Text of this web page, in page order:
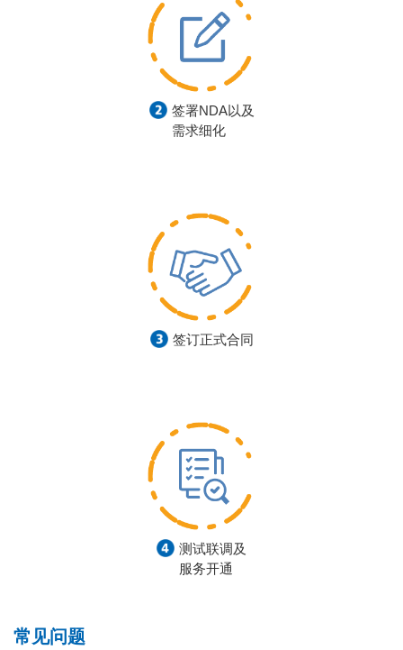
签署NDA以及
需求细化
签订正式合同
测试联调及
服务开通
常见问题